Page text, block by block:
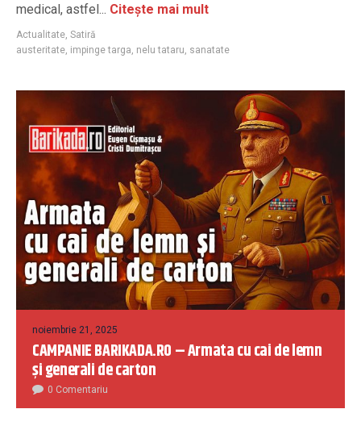
medical, astfel... Citește mai mult
Actualitate, Satiră
austeritate, impinge targa, nelu tataru, sanatate
noiembrie 21, 2025
CAMPANIE BARIKADA.RO – Armata cu cai de lemn
și generali de carton
0 Comentariu